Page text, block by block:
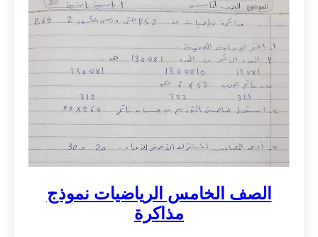
الصف الخامس الرياضيات نموذج
مذاكرة